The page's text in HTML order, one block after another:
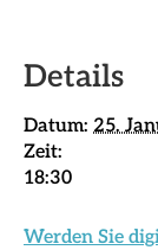
Details
Datum: 25.
Zeit:
18:30
Werden Sie